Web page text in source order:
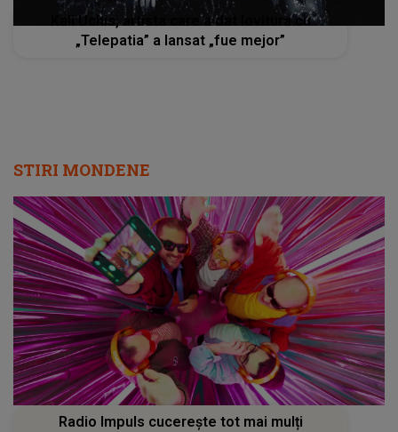
Kali Uchis, artista care a dat lovitura cu
„Telepatia” a lansat „fue mejor”
STIRI MONDENE
Radio Impuls cucerește tot mai mulți